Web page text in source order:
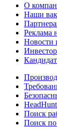
О
Наши
Реклама
Новости
Поиск
Поиск